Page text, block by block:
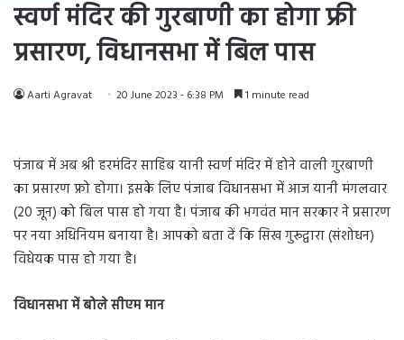
स्वर्ण मंदिर की गुरबाणी का होगा फ्री
प्रसारण, विधानसभा में बिल पास
Aarti Agravat 20 June 2023 - 6:38 PM 1 minute read
पंजाब में अब श्री हरमंदिर साहिब यानी स्वर्ण मंदिर में होने वाली गुरबाणी
का प्रसारण फ्रो होगा। इसके लिए पंजाब विधानसभा में आज यानी मंगलवार
(20 जून) को बिल पास हो गया है। पंजाब की भगवंत मान सरकार ने प्रसारण
पर नया अधिनियम बनाया है। आपको बता दें कि सिख गुरूद्वारा (संशोधन)
विधेयक पास हो गया है।
विधानसभा में बोले सीएम मान